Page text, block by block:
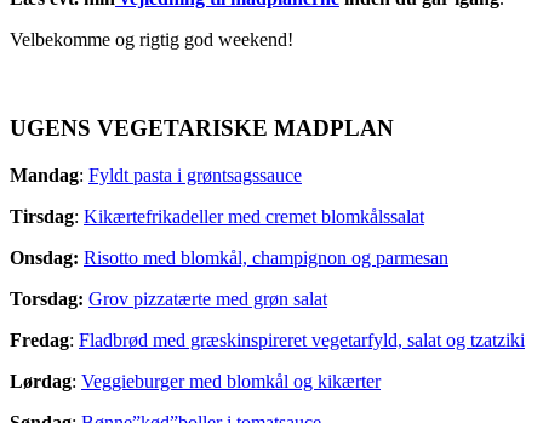
Velbekomme og rigtig god weekend!
UGENS VEGETARISKE MADPLAN
Mandag: Fyldt pasta i grøntsagssauce
Tirsdag: Kikærtefrikadeller med cremet blomkålssalat
Onsdag: Risotto med blomkål, champignon og parmesan
Torsdag: Grov pizzatærte med grøn salat
Fredag: Fladbrød med græskinspireret vegetarfyld, salat og tzatziki
Lørdag: Veggieburger med blomkål og kikærter